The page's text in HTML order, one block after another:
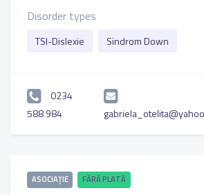
Disorder types
TSI-Dislexie Sindrom Down
0234
588 984
ASOCIAȚIE FĂRĂ PLATĂ